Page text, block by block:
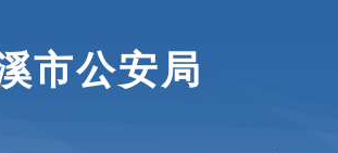
市公安局